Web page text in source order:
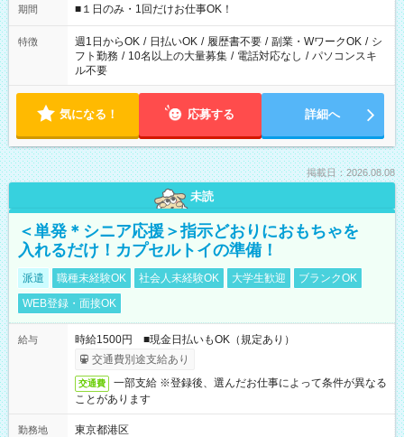
げるお仕事も！ ご希望のお時間に合わせてご紹介！ ※シフトは
ください！
期間 ■１日のみ・1回だけお仕事OK！
特徴 週1日からOK / 日払いOK / 履歴書不要 / 副業・WワークOK / シ
フト勤務 / 10名以上の大量募集 / 電話対応なし / パソコンスキ
ル不要
気になる！ 応募する 詳細へ
掲載日：2026.08.08
未読
＜単発＊シニア応援＞指示どおりにおもちゃを
入れるだけ！カプセルトイの準備！
派遣 職種未経験OK 社会人未経験OK 大学生歓迎
ブランクOK
WEB登録・面接OK
給与
時給1500円 ■現金日払いもOK（規定あり）
交通費別途支給あり
交通費
一部支給 ※登録後、選んだお仕事によって条件が異なる
ことがあります
勤務地
東京都港区